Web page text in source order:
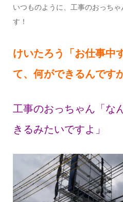
いつものように、工事のおっち
す！
けいたろう「お仕事中
て、何ができるんです
工事のおっちゃん「な
きるみたいですよ」